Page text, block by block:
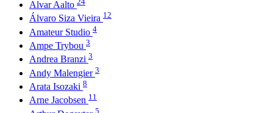
Alvar Aalto
Álvaro Siza Vieira 12
Amateur Studio 4
Ampe Trybou 3
Andrea Branzi 3
Andy Malengier 3
Arata Isozaki 8
Arne Jacobsen 11
5